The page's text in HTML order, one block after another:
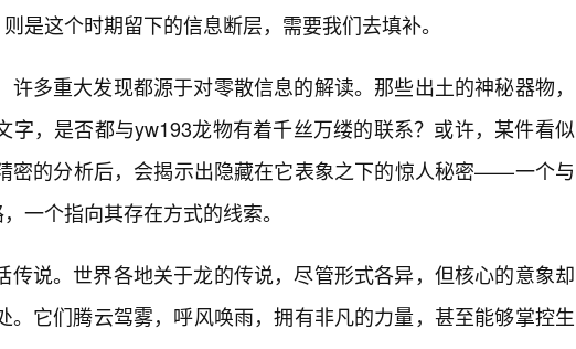
是这个时期留下的信息断层，需要我们去填补。
许多重大发现都源于对零散信息的解读。那些出土的神秘器物，
字，是否都与yw193龙物有着千丝万缕的联系？或许，某件看似
密的分析后，会揭示出隐藏在它表象之下的惊人秘密——一个与
一个指向其存在方式的线索。
传说。世界各地关于龙的传说，尽管形式各异，但核心的意象却
。它们腾云驾雾，呼风唤雨，拥有非凡的力量，甚至能够掌控生